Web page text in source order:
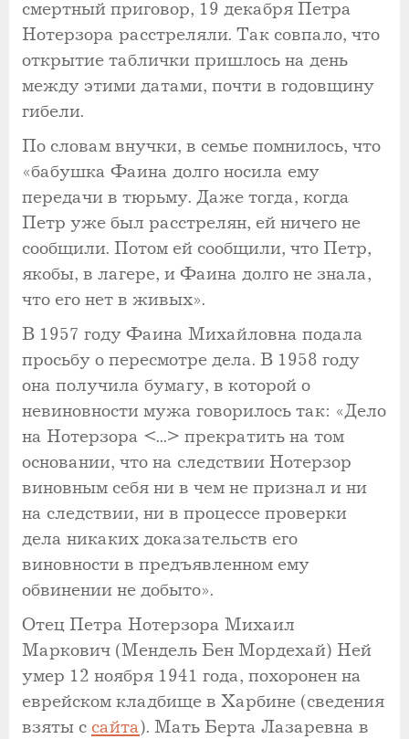
смертный приговор, 19 декабря Петра
Нотерзора расстреляли. Так совпало, что
открытие таблички пришлось на день
между этими датами, почти в годовщину
гибели.
По словам внучки, в семье помнилось, что
«бабушка Фаина долго носила ему
передачи в тюрьму. Даже тогда, когда
Петр уже был расстрелян, ей ничего не
сообщили. Потом ей сообщили, что Петр,
якобы, в лагере, и Фаина долго не знала,
что его нет в живых».
В 1957 году Фаина Михайловна подала
просьбу о пересмотре дела. В 1958 году
она получила бумагу, в которой о
невиновности мужа говорилось так: «Дело
на Нотерзора <...> прекратить на том
основании, что на следствии Нотерзор
виновным себя ни в чем не признал и ни
на следствии, ни в процессе проверки
дела никаких доказательств его
виновности в предъявленном ему
обвинении не добыто».
Отец Петра Нотерзора Михаил
Маркович (Мендель Бен Мордехай) Ней
умер 12 ноября 1941 года, похоронен на
еврейском кладбище в Харбине (сведения
взяты с сайта). Мать Берта Лазаревна в